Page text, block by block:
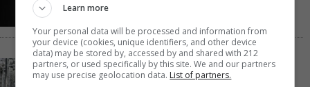
Αυτό το Σαββατοκύριακο η TV παίζει σε…
Christopher Nolan mode
Learn more
Your personal data will be processed and information from
your device (cookies, unique identifiers, and other device
data) may be stored by, accessed by and shared with 212
partners, or used specifically by this site. We and our partners
may use precise geolocation data. List of partners.